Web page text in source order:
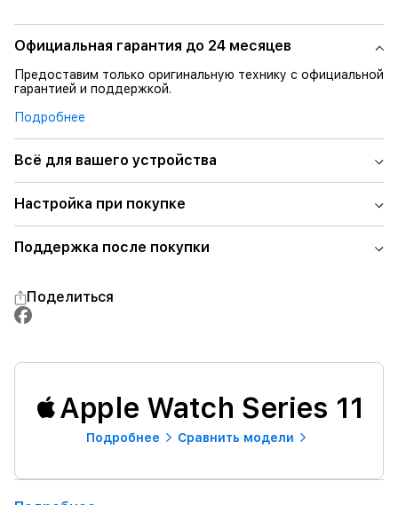
Официальная гарантия до 24 месяцев
Предоставим только оригинальную технику с официальной
гарантией и поддержкой.
Подробнее
Всё для вашего устройства
Настройка при покупке
Поддержка после покупки
Поделиться
Apple Watch Series 11
Подробнее Сравнить модели